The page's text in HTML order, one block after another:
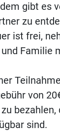
gibt es
zu
ist frei,
Familie
von
bezahlen,
sind.